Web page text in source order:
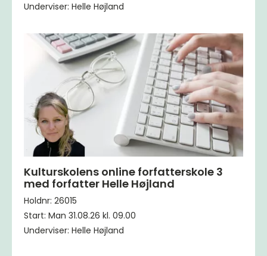
Underviser: Helle Højland
Kulturskolens online forfatterskole 3
med forfatter Helle Højland
Holdnr: 26015
Start: Man 31.08.26 kl. 09.00
Underviser: Helle Højland